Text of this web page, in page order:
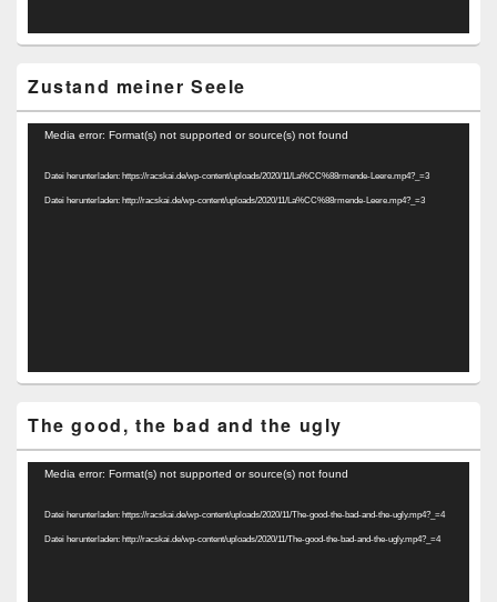
Zustand meiner Seele
Video-
Media error: Format(s) not supported or source(s) not found
Datei herunterladen: https://racskai.de/wp-content/uploads/2020/11/La%CC%88rmende-Leere.mp4?_=3
Datei herunterladen: http://racskai.de/wp-content/uploads/2020/11/La%CC%88rmende-Leere.mp4?_=3
The good, the bad and the ugly
Video-
Media error: Format(s) not supported or source(s) not found
Datei herunterladen: https://racskai.de/wp-content/uploads/2020/11/The-good-the-bad-and-the-ugly.mp4?_=4
Datei herunterladen: http://racskai.de/wp-content/uploads/2020/11/The-good-the-bad-and-the-ugly.mp4?_=4